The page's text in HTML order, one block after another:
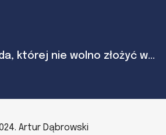
której nie wolno złożyć w...
Artur Dąbrowski